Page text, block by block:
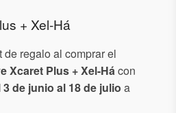
+ Xel-Há
de regalo al comprar el
Xcaret Plus + Xel-Hácon
3 de junio al 18 de julio a